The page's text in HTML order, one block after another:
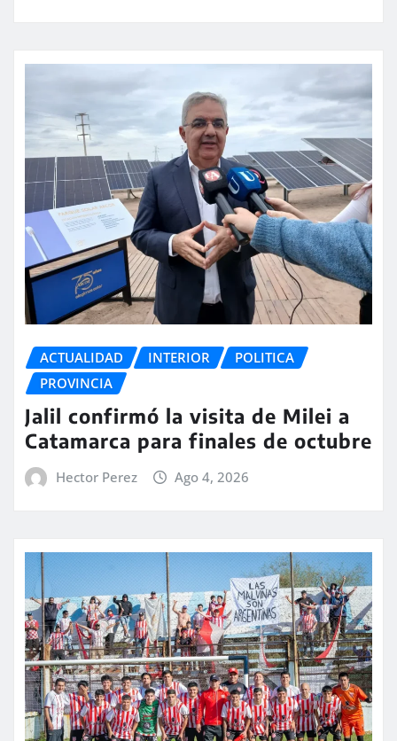
ACTUALIDAD INTERIOR
POLITICA
PROVINCIA
Jalil confirmó la visita de Milei a
Catamarca para finales de octubre
Hector Perez Ago 4, 2026